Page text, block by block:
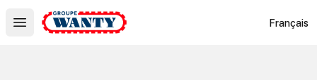
Open main menu
Le Groupe Wanty Français